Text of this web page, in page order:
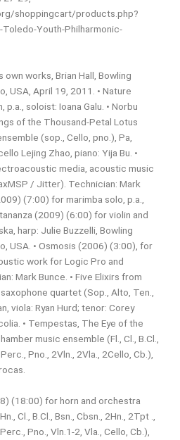
shoppingcart/products.php?
Youth-Philharmonic-
works, Brian Hall, Bowling
USA, April 19, 2011. • Nature
soloist: Ioana Galu. • Norbu
of the Thousand-Petal Lotus
(sop., Cello, pno.), Pa,
Lejing Zhao, piano: Yija Bu. •
media, acoustic music
/ Jitter). Technician: Mark
(7:00) for marimba solo, p.a.,
(2009) (6:00) for violin and
harp: Julie Buzzelli, Bowling
USA. • Osmosis (2006) (3:00), for
work for Logic Pro and
Mark Bunce. • Five Elixirs from
quartet (Sop., Alto, Ten.,
viola: Ryan Hurd; tenor: Corey
• Tempestas, The Eye of the
music ensemble (Fl., Cl., B.Cl.,
Pno., 2Vln., 2Vla., 2Cello, Cb.),
(18:00) for horn and orchestra
Cl., B.Cl., Bsn., Cbsn., 2Hn., 2Tpt .,
Pno., Vln.1-2, Vla., Cello, Cb.),